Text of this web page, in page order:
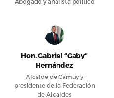
Abogado y analista político
Hon. Gabriel “Gaby”
Hernández
Alcalde de Camuy y
presidente de la Federación
de Alcaldes